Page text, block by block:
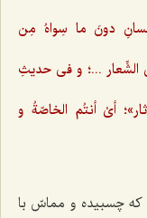
دونَ ما سِواهُ مِن
الشِّعار ...؛ و فی حدیثِ
أیْ أنتُم الخاصّةُ و
که چسبیده و مماسّ با